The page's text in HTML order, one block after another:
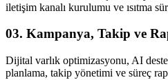
iletişim kanalı kurulumu ve ısıtma
03. Kampanya, Takip ve
Dijital varlık optimizasyonu, AI
planlama, takip yönetimi ve süreç